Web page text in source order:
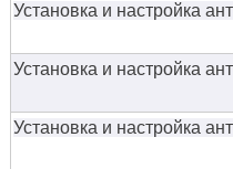
Установка и настройка
Установка и настройка
Установка и настройка